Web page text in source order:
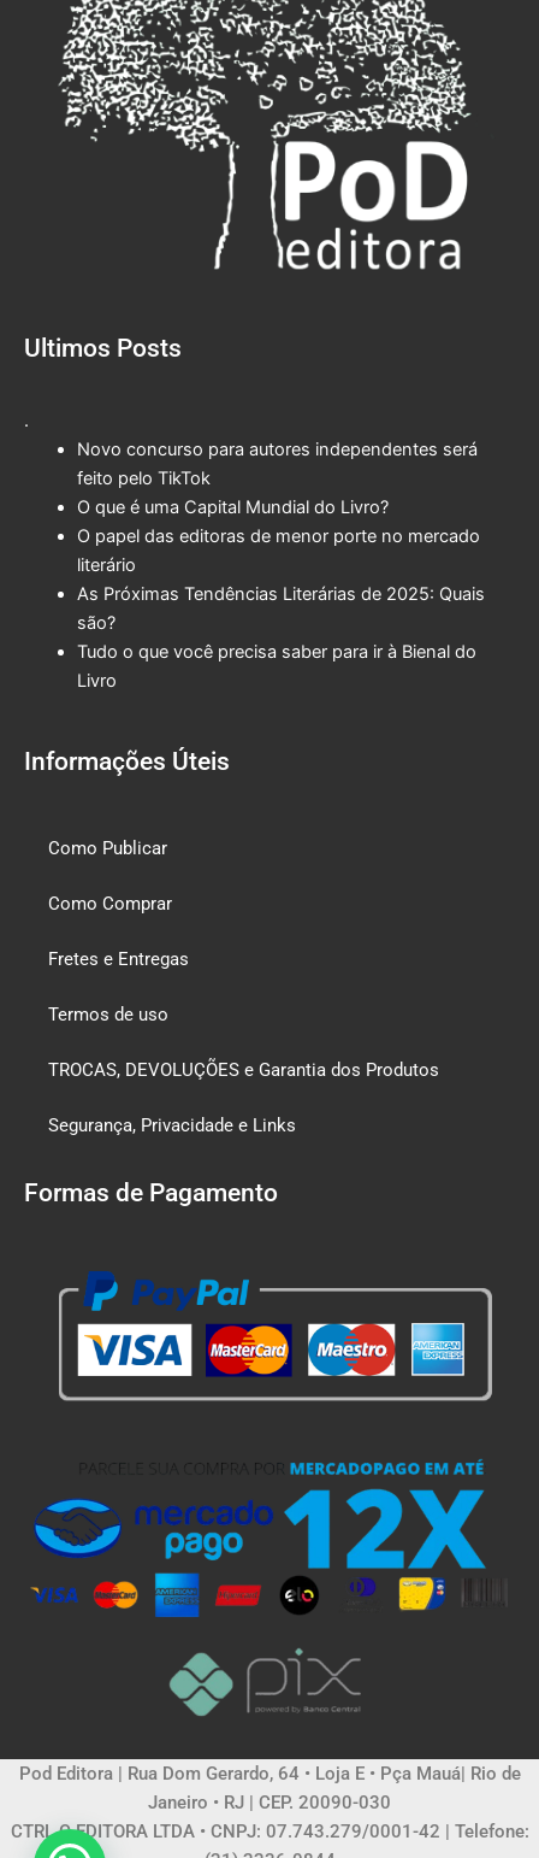
Ultimos Posts
.
Novo concurso para autores independentes será
feito pelo TikTok
O que é uma Capital Mundial do Livro?
O papel das editoras de menor porte no mercado
literário
As Próximas Tendências Literárias de 2025: Quais
são?
Tudo o que você precisa saber para ir à Bienal do
Livro
Informações Úteis
Como Publicar
Como Comprar
Fretes e Entregas
Termos de uso
TROCAS, DEVOLUÇÕES e Garantia dos Produtos
Segurança, Privacidade e Links
Formas de Pagamento
Pod Editora | Rua Dom Gerardo, 64 • Loja E • Pça Mauá| Rio de
Janeiro • RJ | CEP. 20090-030
CTRL C EDITORA LTDA • CNPJ: 07.743.279/0001-42 | Telefone: